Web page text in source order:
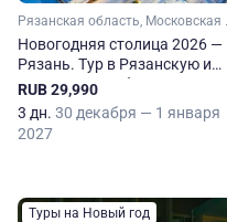
Новогодняя столица 2026 —
Рязань. Тур в Рязанскую и
Московскую области
RUB 29,990
3 дн. 30 декабря — 1 января
2027
Туры на Новый год